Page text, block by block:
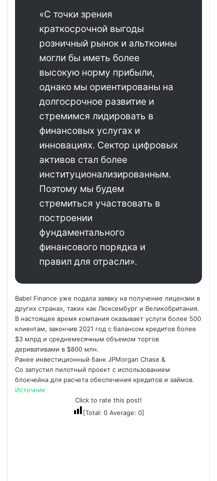
«С точки зрения
краткосрочной выгоды
розничный рынок и альткоины
могли бы иметь более
высокую норму прибыли,
однако мы ориентированы на
долгосрочное развитие и
стремимся лидировать в
финансовых услугах и
инновациях. Сектор цифровых
активов стал более
институционализированным.
Поэтому мы будем
стремиться участвовать в
построении
фундаментального
финансового порядка и
правил для отрасли».
Babel Finance уже подала заявку на получение лицензии в
других странах, таких как Люксембург и Великобритания.
В настоящее время компания оказывает услуги более 500
клиентам, закончив 2021 год с балансом кредитов более
$3 млрд и среднемесячным объемом торгов
деривативами в $800 млн.
Ранее инвестиционный банк JPMorgan Chase &
Co запустил пилотный проект с использованием
блокчейна для расчета обеспечения кредитов и займов.
Источник
Click to rate this post!
[Total: 0Average: 0]